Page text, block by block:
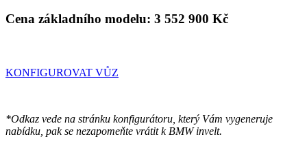
Cena základního modelu: 3 552 900 Kč
KONFIGUROVAT VŮZ
*Odkaz vede na stránku konfigurátoru, který Vám vygeneruje
nabídku, pak se nezapomeňte vrátit k BMW invelt.